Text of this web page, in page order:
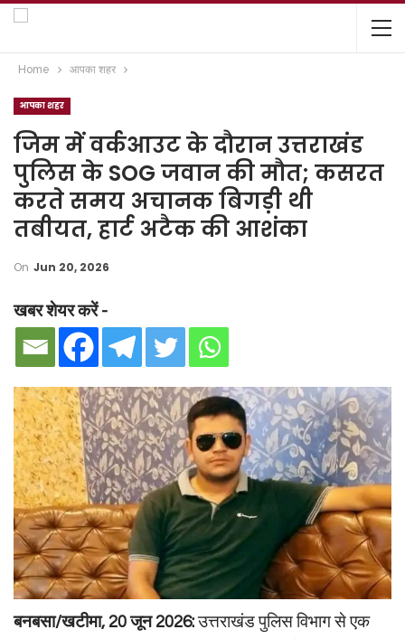
Home आपका शहर
आपका शहर
जिम में वर्कआउट के दौरान उत्तराखंड
पुलिस के SOG जवान की मौत; कसरत
करते समय अचानक बिगड़ी थी
तबीयत, हार्ट अटैक की आशंका
On Jun 20, 2026
खबर शेयर करें -
बनबसा/खटीमा, 20 जून 2026:उत्तराखंड पुलिस विभाग से एक